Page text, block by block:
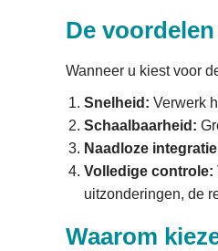
De
Wanneer u kiest voor
Snelheid: Verwerk
Schaalbaarheid:
Naadloze
Volledige controle:
uitzonderingen, de
Waarom